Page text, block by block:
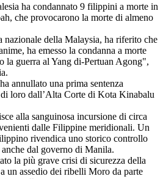
ha condannato 9 filippini a morte in
che provocarono la morte di almeno
nazionale della Malaysia, ha riferito che
ha emesso la condanna a morte
la guerra al Yang di-Pertuan Agong",
annullato una prima sentenza
di loro dall’Alta Corte di Kota Kinabalu
alla sanguinosa incursione di circa
dalle Filippine meridionali. Un
rivendica uno storico controllo
dal governo di Manila.
la più grave crisi di sicurezza della
un assedio dei ribelli Moro da parte